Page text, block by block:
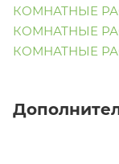
КОМНАТНЫЕ
КОМНАТНЫЕ
КОМНАТНЫЕ